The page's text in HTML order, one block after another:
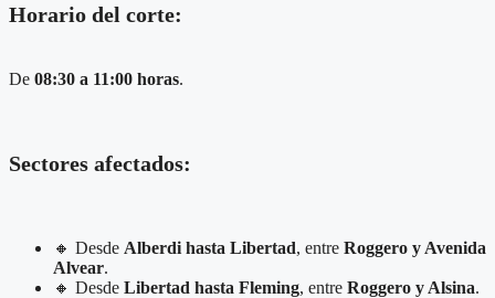
Horario del corte:
De 08:30 a 11:00 horas.
Sectores afectados:
🔸 Desde Alberdi hasta Libertad, entre Roggero y Avenida
Alvear.
🔸 Desde Libertad hasta Fleming, entre Roggero y Alsina.